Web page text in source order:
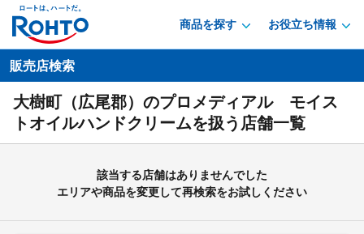
商品を探す お役立ち情報
販売店検索
大樹町（広尾郡）のプロメディアル モイス
トオイルハンドクリームを扱う店舗一覧
該当する店舗はありませんでした
エリアや商品を変更して再検索をお試しください